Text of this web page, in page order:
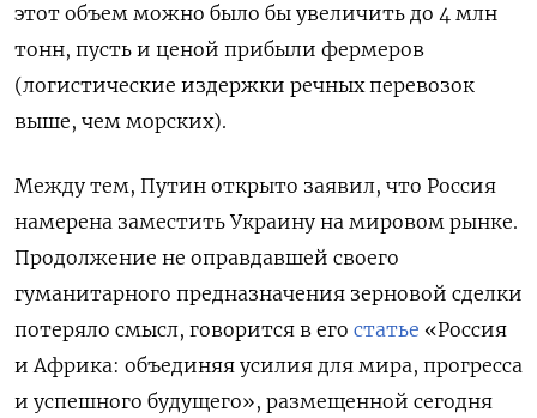
этот объем можно было бы увеличить до 4 млн
тонн, пусть и ценой прибыли фермеров
(логистические издержки речных перевозок
выше, чем морских).
Между тем, Путин открыто заявил, что Россия
намерена заместить Украину на мировом рынке.
Продолжение не оправдавшей своего
гуманитарного предназначения зерновой сделки
потеряло смысл, говорится в его статье «Россия
и Африка: объединяя усилия для мира, прогресса
и успешного будущего», размещенной сегодня